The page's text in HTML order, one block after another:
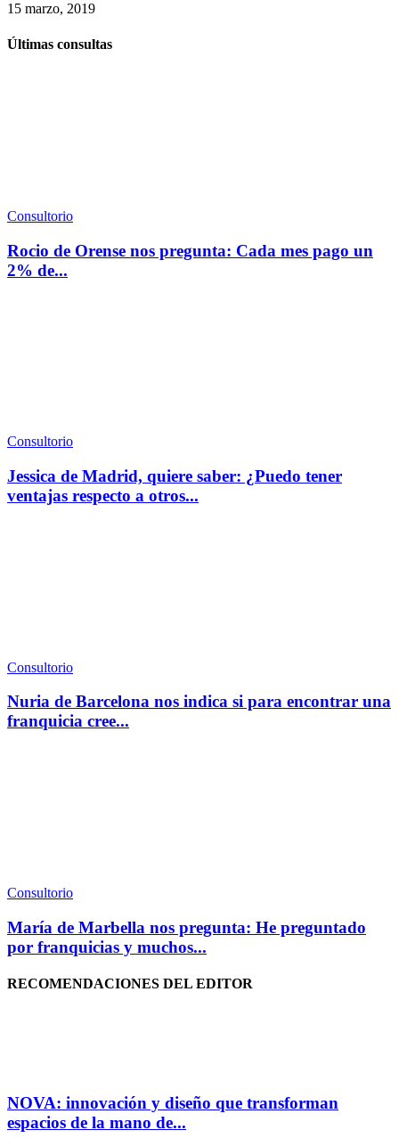
15 marzo, 2019
Últimas consultas
Consultorio
Rocio de Orense nos pregunta: Cada mes pago un
2% de...
Consultorio
Jessica de Madrid, quiere saber: ¿Puedo tener
ventajas respecto a otros...
Consultorio
Nuria de Barcelona nos indica si para encontrar una
franquicia cree...
Consultorio
María de Marbella nos pregunta: He preguntado
por franquicias y muchos...
RECOMENDACIONES DEL EDITOR
NOVA: innovación y diseño que transforman
espacios de la mano de...